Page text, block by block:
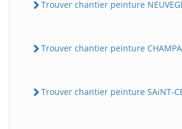
Trouver chantier peinture
Trouver chantier peinture
Trouver chantier peinture SAiNT-